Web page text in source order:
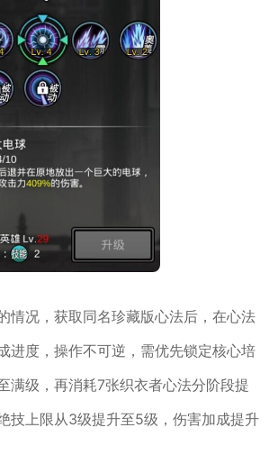
情况，获取同名珍藏版心法后，在心法
进度，操作不可逆，需优先锁定核心培
满级，再消耗7张织衣者心法分阶段提
技上限从3级提升至5级，伤害加成提升